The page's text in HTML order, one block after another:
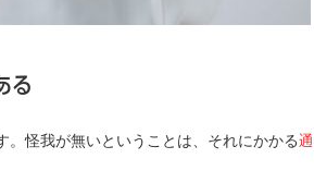
る
怪我が無いということは、それにかかる通